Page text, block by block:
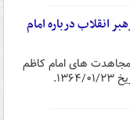
انقلاب درباره امام
مجاهدت های امام کاظم